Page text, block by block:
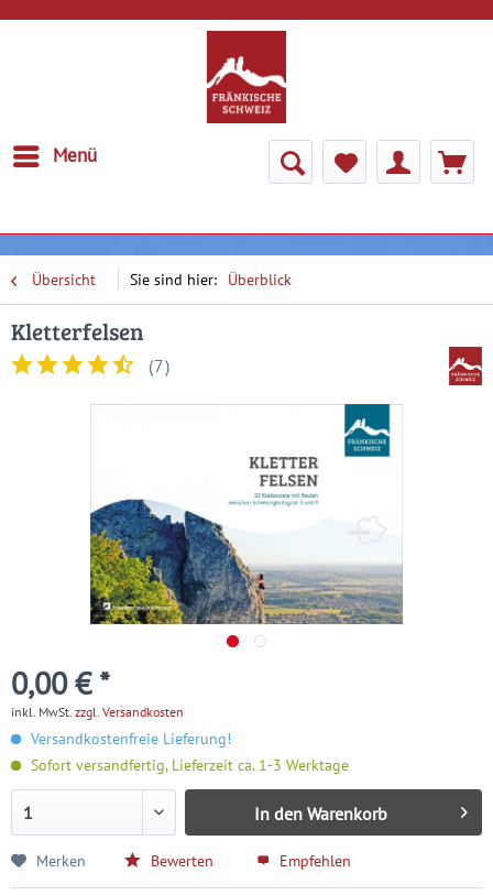
Menü
Übersicht Überblick
Kletterfelsen
(7)
0,00 € *
inkl. MwSt. zzgl. Versandkosten
Versandkostenfreie Lieferung!
Sofort versandfertig, Lieferzeit ca. 1-3 Werktage
In den Warenkorb
Merken Bewerten Empfehlen